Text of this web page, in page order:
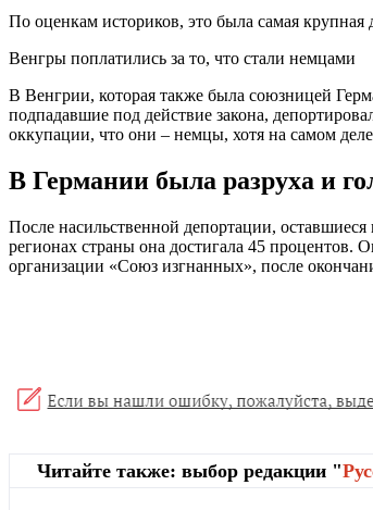
По оценкам историков, это была самая крупная
Венгры поплатились за то, что стали немцами
В Венгрии, которая также была союзницей
подпадавшие под действие закона,
оккупации, что они – немцы, хотя на самом
В Германии была разруха и
После насильственной депортации,
регионах страны она достигала 45 процентов.
организации «Союз изгнанных», после
Читайте также: выбор редакции "